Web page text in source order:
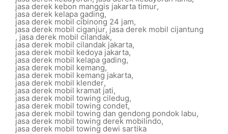
jasa derek kebon manggis jakarta timur,
jasa derek kelapa gading,
jasa derek mobil cibinong 24 jam,
jasa derek mobil ciganjur, jasa derek mobil cijantung
, jasa derek mobil cilandak,
jasa derek mobil cilandak jakarta,
jasa derek mobil kedoya jakarta,
jasa derek mobil kelapa gading,
jasa derek mobil kemang,
jasa derek mobil kemang jakarta,
jasa derek mobil klender,
jasa derek mobil kramat jati,
jasa derek mobil towing ciledug,
jasa derek mobil towing condet,
jasa derek mobil towing dan gendong pondok labu,
jasa derek mobil towing derek mobilindo,
jasa derek mobil towing dewi sartika